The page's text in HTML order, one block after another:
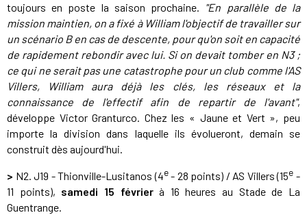
toujours en poste la saison prochaine. "En parallèle de la
mission maintien, on a fixé à William l'objectif de travailler sur
un scénario B en cas de descente, pour qu'on soit en capacité
de rapidement rebondir avec lui. Si on devait tomber en N3 ;
ce qui ne serait pas une catastrophe pour un club comme l'AS
Villers, William aura déjà les clés, les réseaux et la
connaissance de l'effectif afin de repartir de l'avant",
développe Victor Granturco. Chez les « Jaune et Vert », peu
importe la division dans laquelle ils évolueront, demain se
construit dès aujourd'hui.
> N2. J19 - Thionville-Lusitanos (4e- 28 points) / AS Villers (15e -
11 points), samedi 15 févrierà 16 heures au Stade de La
Guentrange.